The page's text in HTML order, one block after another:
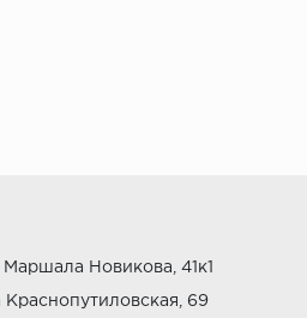
лиственных пород (бук,
в неблагоприятных
Новикова, 41к1
Краснопутиловская, 69